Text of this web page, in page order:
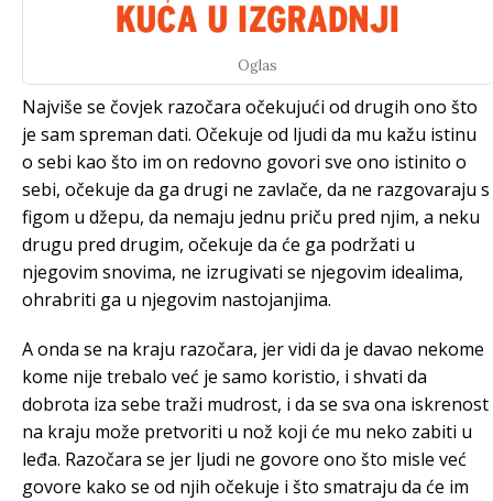
Oglas
Najviše se čovjek razočara očekujući od drugih ono što
je sam spreman dati. Očekuje od ljudi da mu kažu istinu
o sebi kao što im on redovno govori sve ono istinito o
sebi, očekuje da ga drugi ne zavlače, da ne razgovaraju s
figom u džepu, da nemaju jednu priču pred njim, a neku
drugu pred drugim, očekuje da će ga podržati u
njegovim snovima, ne izrugivati se njegovim idealima,
ohrabriti ga u njegovim nastojanjima.
A onda se na kraju razočara, jer vidi da je davao nekome
kome nije trebalo već je samo koristio, i shvati da
dobrota iza sebe traži mudrost, i da se sva ona iskrenost
na kraju može pretvoriti u nož koji će mu neko zabiti u
leđa. Razočara se jer ljudi ne govore ono što misle već
govore kako se od njih očekuje i što smatraju da će im